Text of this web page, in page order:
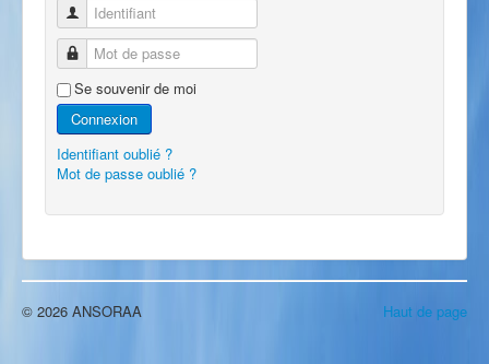
Identifiant
Mot de passe
Se souvenir de moi
Connexion
Identifiant oublié ?
Mot de passe oublié ?
Haut de page
© 2026 ANSORAA